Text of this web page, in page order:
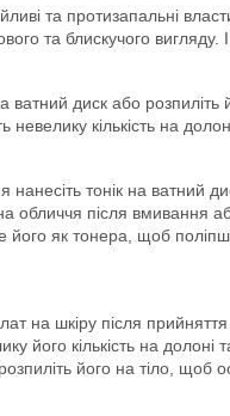
та протизапальні
та блискучого вигляду.
ватний диск або
невелику кількість на
нанесіть тонік на ватний
обличчя після вмивання
його як тонера, щоб
на шкіру після
його кількість на
його на тіло, щоб